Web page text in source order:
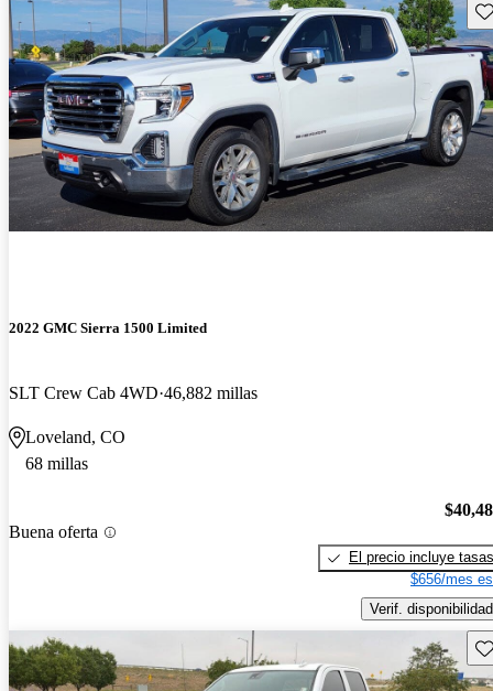
2022 GMC Sierra 1500 Limited
SLT Crew Cab 4WD 46,882 millas
Loveland, CO
68 millas
Buena oferta
El precio incluye tasas
$656/mes
Verif. disponibilidad